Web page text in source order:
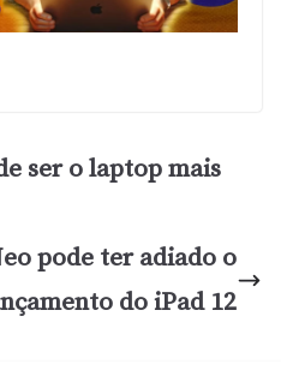
ser o laptop mais
pode ter adiado o
do iPad 12